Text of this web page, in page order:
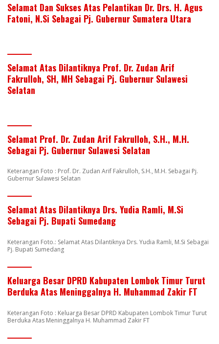
Selamat Dan Sukses Atas Pelantikan Dr. Drs. H. Agus
Fatoni, N.Si Sebagai Pj. Gubernur Sumatera Utara
Selamat Atas Dilantiknya Prof. Dr. Zudan Arif
Fakrulloh, SH, MH Sebagai Pj. Gubernur Sulawesi
Selatan
Selamat Prof. Dr. Zudan Arif Fakrulloh, S.H., M.H.
Sebagai Pj. Gubernur Sulawesi Selatan
Keterangan Foto : Prof. Dr. Zudan Arif Fakrulloh, S.H., M.H. Sebagai Pj.
Gubernur Sulawesi Selatan
Selamat Atas Dilantiknya Drs. Yudia Ramli, M.Si
Sebagai Pj. Bupati Sumedang
Keterangan Foto.: Selamat Atas Dilantiknya Drs. Yudia Ramli, M.Si Sebagai
Pj. Bupati Sumedang
Keluarga Besar DPRD Kabupaten Lombok Timur Turut
Berduka Atas Meninggalnya H. Muhammad Zakir FT
Keterangan Foto : Keluarga Besar DPRD Kabupaten Lombok Timur Turut
Berduka Atas Meninggalnya H. Muhammad Zakir FT